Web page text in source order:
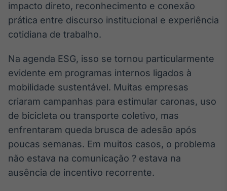
Radar
Monitoramento
Broadcast
plataforma para
analisar fundos
de investimento
no Brasil
IA
Em breve
impacto direto, reconhecimento e conexão
prática entre discurso institucional e experiência
cotidiana de trabalho.
Na agenda ESG, isso se tornou particularmente
evidente em programas internos ligados à
mobilidade sustentável. Muitas empresas
criaram campanhas para estimular caronas, uso
de bicicleta ou transporte coletivo, mas
enfrentaram queda brusca de adesão após
poucas semanas. Em muitos casos, o problema
não estava na comunicação ? estava na
ausência de incentivo recorrente.